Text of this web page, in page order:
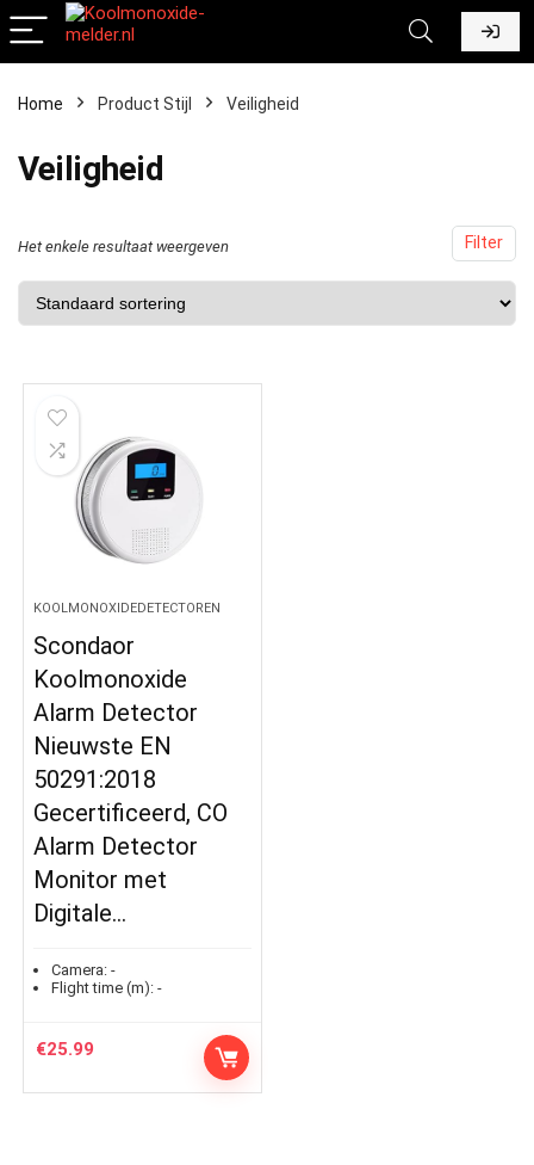
Home Product Stijl ‎Veiligheid
‎Veiligheid
Filter
Het enkele resultaat weergeven
KOOLMONOXIDEDETECTOREN
Scondaor
Koolmonoxide
Alarm Detector
Nieuwste EN
50291:2018
Gecertificeerd, CO
Alarm Detector
Monitor met
Digitale…
Camera: -
Flight time (m): -
€25.99